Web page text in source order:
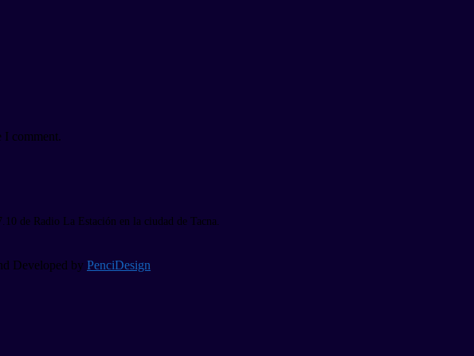
I comment.
de Radio La Estación en la ciudad de Tacna.
Developed by PenciDesign